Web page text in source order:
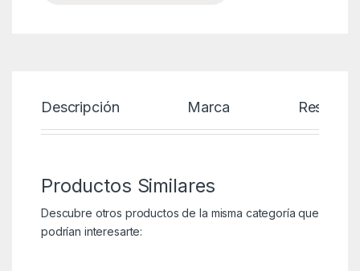
Descripción Marca Reseñas
Productos Similares
Descubre otros productos de la misma categoría que
podrían interesarte: